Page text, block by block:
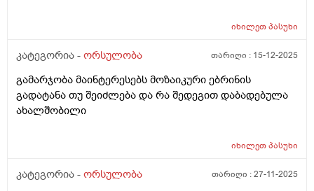
იხილეთპასუხი
კატეგორია - ორსულობა თარიღი : 15-12-2025
გამარჯობა მაინტერესებს მოზაიკური ებრინის
გადატანა თუ შეიძლება და რა შედეგით დაბადებულა
ახალშობილი
იხილეთპასუხი
კატეგორია - ორსულობა თარიღი :27-11-2025